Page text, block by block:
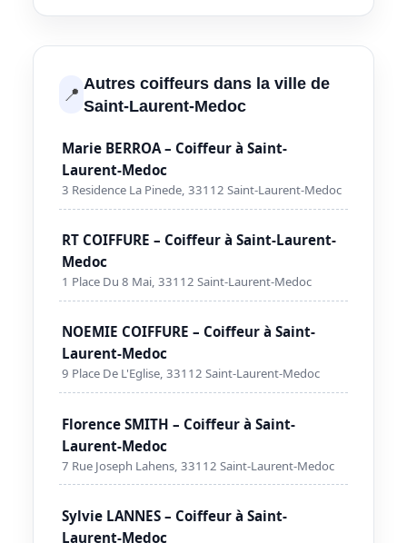
📍 Autres coiffeurs dans la ville de
Saint-Laurent-Medoc
Marie BERROA – Coiffeur à Saint-
Laurent-Medoc
3 Residence La Pinede, 33112 Saint-Laurent-Medoc
RT COIFFURE – Coiffeur à Saint-Laurent-
Medoc
1 Place Du 8 Mai, 33112 Saint-Laurent-Medoc
NOEMIE COIFFURE – Coiffeur à Saint-
Laurent-Medoc
9 Place De L'Eglise, 33112 Saint-Laurent-Medoc
Florence SMITH – Coiffeur à Saint-
Laurent-Medoc
7 Rue Joseph Lahens, 33112 Saint-Laurent-Medoc
Sylvie LANNES – Coiffeur à Saint-
Laurent-Medoc